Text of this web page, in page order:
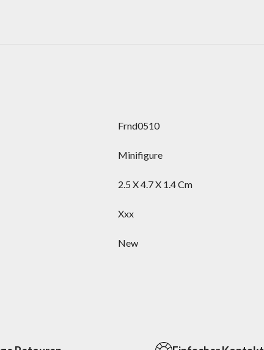
Frnd0510
Minifigure
2.5 X 4.7 X 1.4 Cm
Xxx
New